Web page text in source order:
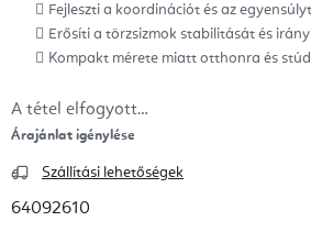
Fejleszti a koordinációt és az egyensúlyt
Erősíti a törzsizmok stabilitását és
Kompakt mérete miatt otthonra és
A tétel elfogyott…
Árajánlat igénylése
Szállítási lehetőségek
64092610